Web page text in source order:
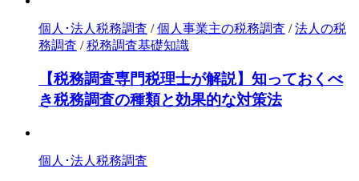
個人･法人税務調査 /個人事業主の税務調査 /法人の税
務調査 /税務調査基礎知識
【税務調査専門税理士が解説】知っておくべ
き税務調査の種類と効果的な対策法
個人･法人税務調査